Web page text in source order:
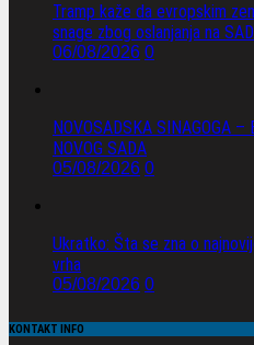
Tramp kaže da evropskim
snage zbog oslanjanja na SAD.
06/08/2026 0
NOVOSADSKA SINAGOGA
NOVOG SADA
05/08/2026 0
Ukratko: Šta se zna o
vrha
05/08/2026 0
KONTAKT INFO